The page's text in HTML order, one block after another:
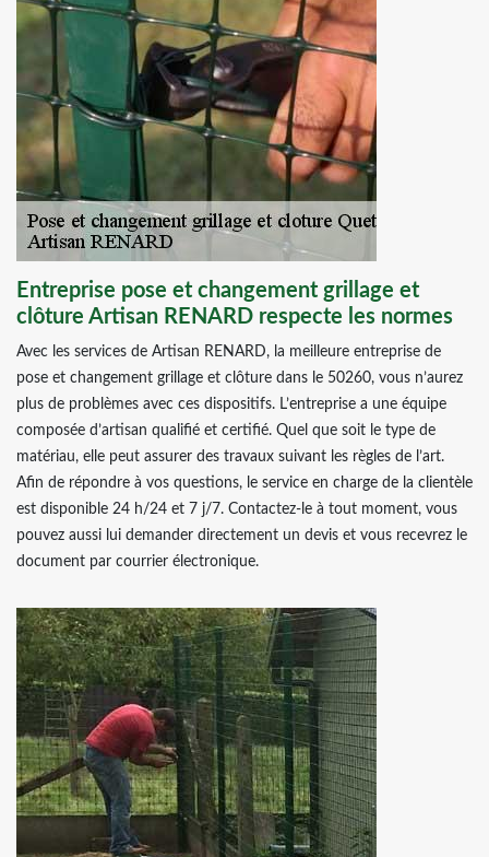
Entreprise pose et changement grillage et
clôture Artisan RENARD respecte les normes
Avec les services de Artisan RENARD, la meilleure entreprise de
pose et changement grillage et clôture dans le 50260, vous n’aurez
plus de problèmes avec ces dispositifs. L’entreprise a une équipe
composée d’artisan qualifié et certifié. Quel que soit le type de
matériau, elle peut assurer des travaux suivant les règles de l’art.
Afin de répondre à vos questions, le service en charge de la clientèle
est disponible 24 h/24 et 7 j/7. Contactez-le à tout moment, vous
pouvez aussi lui demander directement un devis et vous recevrez le
document par courrier électronique.